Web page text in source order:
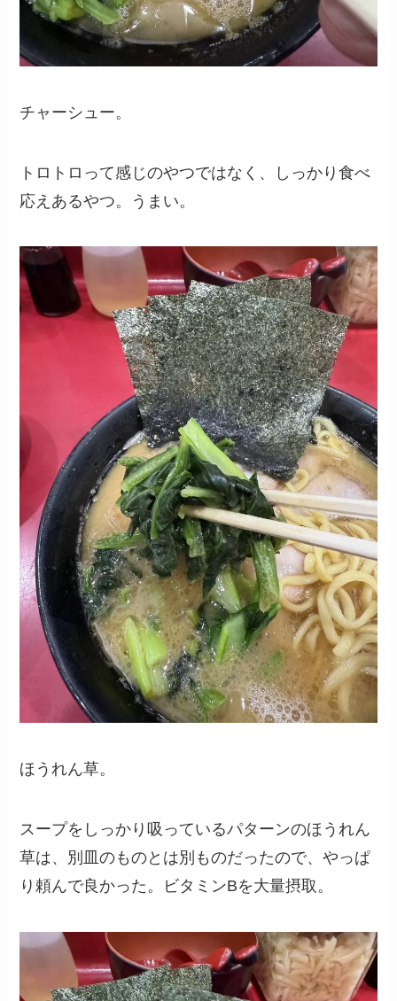
チャーシュー。
トロトロって感じのやつではなく、しっかり食べ
応えあるやつ。うまい。
ほうれん草。
スープをしっかり吸っているパターンのほうれん
草は、別皿のものとは別ものだったので、やっぱ
り頼んで良かった。ビタミンBを大量摂取。